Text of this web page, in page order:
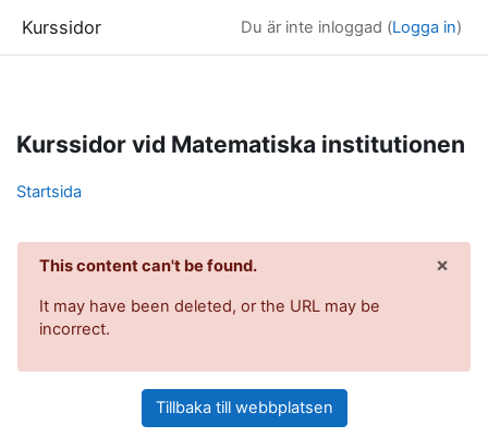
Kurssidor Du är inte inloggad (Logga in)
Kurssidor vid Matematiska institutionen
Startsida
This content can't be found.
It may have been deleted, or the URL may be
incorrect.
×
Tillbaka till webbplatsen